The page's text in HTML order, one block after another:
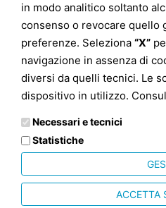
in modo analitico soltanto
consenso o revocare quello
preferenze. Seleziona “X”
navigazione in assenza di
diversi da quelli tecnici. Le
dispositivo in utilizzo.
Necessari e tecnici
Statistiche
ACCETTA